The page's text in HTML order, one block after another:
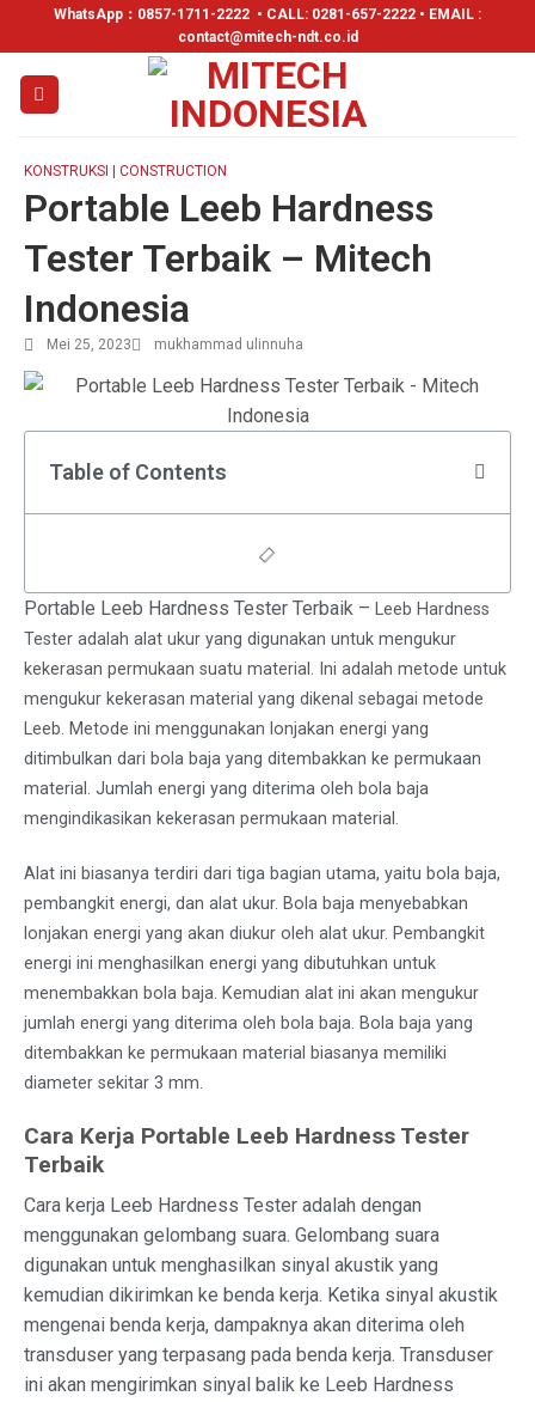
WhatsApp： 0857-1711-2222 • CALL: 0281-657-2222 • EMAIL :
contact@mitech-ndt.co.id
KONSTRUKSI | CONSTRUCTION
Portable Leeb Hardness
Tester Terbaik – Mitech
Indonesia
Mei 25, 2023 mukhammad ulinnuha
Table of Contents
Portable Leeb Hardness Tester Terbaik – Leeb Hardness
Tester adalah alat ukur yang digunakan untuk mengukur
kekerasan permukaan suatu material. Ini adalah metode untuk
mengukur kekerasan material yang dikenal sebagai metode
Leeb. Metode ini menggunakan lonjakan energi yang
ditimbulkan dari bola baja yang ditembakkan ke permukaan
material. Jumlah energi yang diterima oleh bola baja
mengindikasikan kekerasan permukaan material.
Alat ini biasanya terdiri dari tiga bagian utama, yaitu bola baja,
pembangkit energi, dan alat ukur. Bola baja menyebabkan
lonjakan energi yang akan diukur oleh alat ukur. Pembangkit
energi ini menghasilkan energi yang dibutuhkan untuk
menembakkan bola baja. Kemudian alat ini akan mengukur
jumlah energi yang diterima oleh bola baja. Bola baja yang
ditembakkan ke permukaan material biasanya memiliki
diameter sekitar 3 mm.
Cara Kerja Portable Leeb Hardness Tester
Terbaik
Cara kerja Leeb Hardness Tester adalah dengan
menggunakan gelombang suara. Gelombang suara
digunakan untuk menghasilkan sinyal akustik yang
kemudian dikirimkan ke benda kerja. Ketika sinyal akustik
mengenai benda kerja, dampaknya akan diterima oleh
transduser yang terpasang pada benda kerja. Transduser
ini akan mengirimkan sinyal balik ke Leeb Hardness